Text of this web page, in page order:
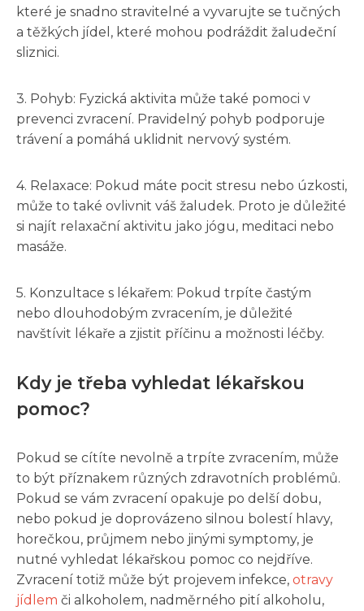
které je snadno stravitelné a vyvarujte se tučných
a těžkých jídel, které mohou podráždit žaludeční
sliznici.
3. Pohyb: Fyzická aktivita může také pomoci v
prevenci zvracení. Pravidelný pohyb podporuje
trávení a pomáhá uklidnit nervový systém.
4. Relaxace: Pokud máte pocit stresu nebo úzkosti,
může to také ovlivnit váš žaludek. Proto je důležité
si najít relaxační aktivitu jako jógu, meditaci nebo
masáže.
5. Konzultace s lékařem: Pokud trpíte častým
nebo dlouhodobým zvracením, je důležité
navštívit lékaře a zjistit příčinu a možnosti léčby.
Kdy je třeba vyhledat lékařskou
pomoc?
Pokud se cítíte nevolně a trpíte zvracením, může
to být příznakem různých zdravotních problémů.
Pokud se vám zvracení opakuje po delší dobu,
nebo pokud je doprovázeno silnou bolestí hlavy,
horečkou, průjmem nebo jinými symptomy, je
nutné vyhledat lékařskou pomoc co nejdříve.
Zvracení totiž může být projevem infekce, otravy
jídlem či alkoholem, nadměrného pití alkoholu,